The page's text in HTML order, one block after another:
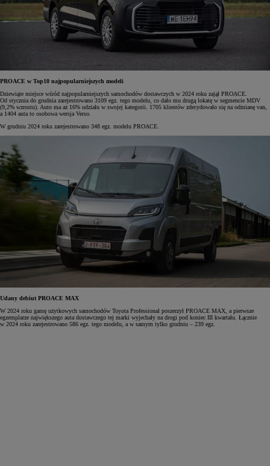
PROACE w Top10 najpopularniejszych modeli
Dziewiąte miejsce wśród najpopularniejszych samochodów dostawczych w 2024 roku zajął PROACE.
Od stycznia do grudnia zarejestrowano 3109 egz. tego modelu, co dało mu drugą lokatę w segmencie MDV
(9,2% wzrostu). Auto ma aż 16% udziału w swojej kategorii. 1705 klientów zdecydowało się na odmianę van,
a 1404 auta to osobowa wersja Verso.
W grudniu 2024 roku zarejestrowano 348 egz. modelu PROACE.
Udany debiut PROACE MAX
W 2024 roku gamę użytkowych samochodów Toyota Professional poszerzył PROACE MAX, a pierwsze
egzemplarze największego auta dostawczego tej marki wyjechały na drogi pod koniec III kwartału. Łącznie
w 2024 roku zarejestrowano 586 egz. tego modelu, a w samym tylko grudniu – 239 egz.